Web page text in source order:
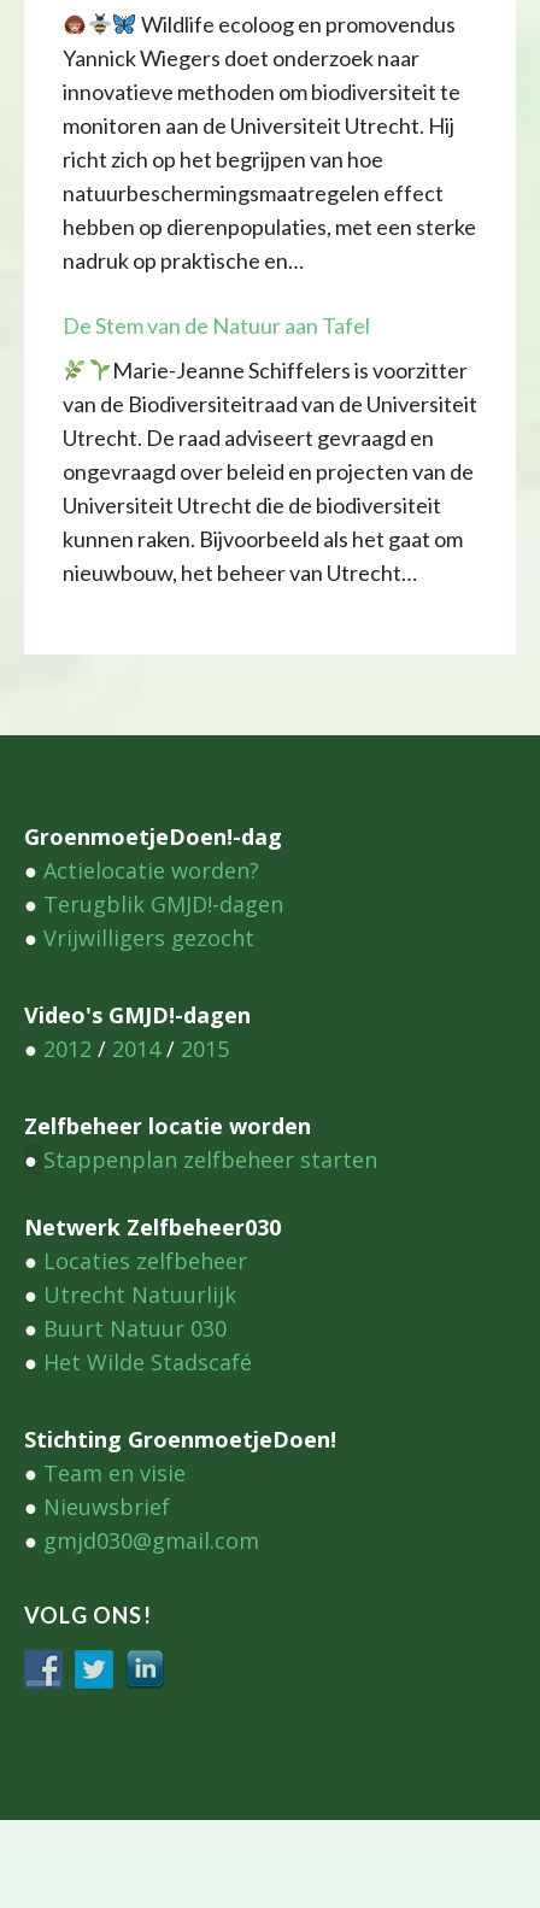
Wildlife ecoloog en promovendus
Yannick Wiegers doet onderzoek naar
innovatieve methoden om biodiversiteit te
monitoren aan de Universiteit Utrecht. Hij
richt zich op het begrijpen van hoe
natuurbeschermingsmaatregelen effect
hebben op dierenpopulaties, met een sterke
nadruk op praktische en…
De Stem van de Natuur aan Tafel
Marie-Jeanne Schiffelers is voorzitter
van de Biodiversiteitraad van de Universiteit
Utrecht. De raad adviseert gevraagd en
ongevraagd over beleid en projecten van de
Universiteit Utrecht die de biodiversiteit
kunnen raken. Bijvoorbeeld als het gaat om
nieuwbouw, het beheer van Utrecht…
GroenmoetjeDoen!-dag
● Actielocatie worden?
● Terugblik GMJD!-dagen
● Vrijwilligers gezocht
Video's GMJD!-dagen
● 2012 / 2014/ 2015
Zelfbeheer locatie worden
● Stappenplan zelfbeheer starten
Netwerk Zelfbeheer030
● Locaties zelfbeheer
● Utrecht Natuurlijk
● Buurt Natuur 030
● Het Wilde Stadscafé
Stichting GroenmoetjeDoen!
● Team en visie
● Nieuwsbrief
● gmjd030@gmail.com
VOLG ONS!